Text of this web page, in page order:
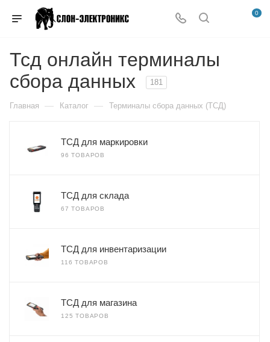
0
Тсд онлайн терминалы
сбора данных
181
Главная — Каталог — Терминалы сбора данных (ТСД)
ТСД для маркировки
96 ТОВАРОВ
ТСД для склада
67 ТОВАРОВ
ТСД для инвентаризации
116 ТОВАРОВ
ТСД для магазина
125 ТОВАРОВ